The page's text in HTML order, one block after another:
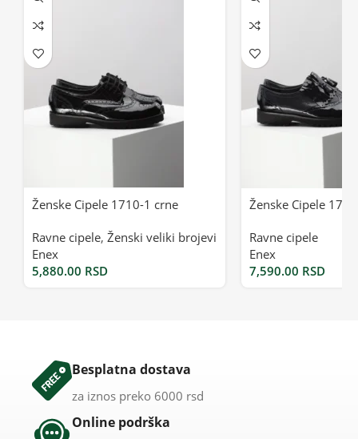
Ženske Cipele 1710-1 crne
Ravne cipele, Ženski veliki brojevi
Enex
5,880.00 RSD
Ženske Cipele
Ravne cipele
Enex
7,590.00 RSD
Besplatna dostava
za iznos preko 6000 rsd
Online podrška